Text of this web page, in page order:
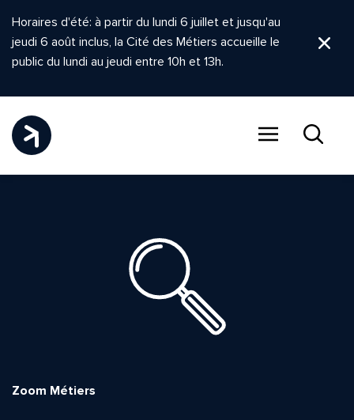
Horaires d'été: à partir du lundi 6 juillet et jusqu'au
jeudi 6 août inclus, la Cité des Métiers accueille le
public du lundi au jeudi entre 10h et 13h.
Zoom Métiers